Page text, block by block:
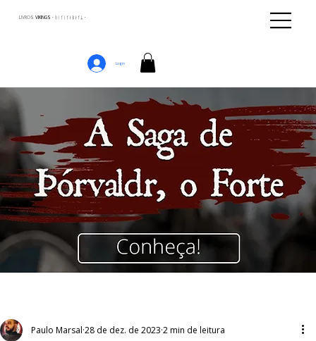
LIVROS VIKINGS · ᚢᛁᚴᛁᚴᛅᛒᛅᚴᛦ ·
Login
Paulo Marsal 28 de dez. de 2023 2 min de leitura